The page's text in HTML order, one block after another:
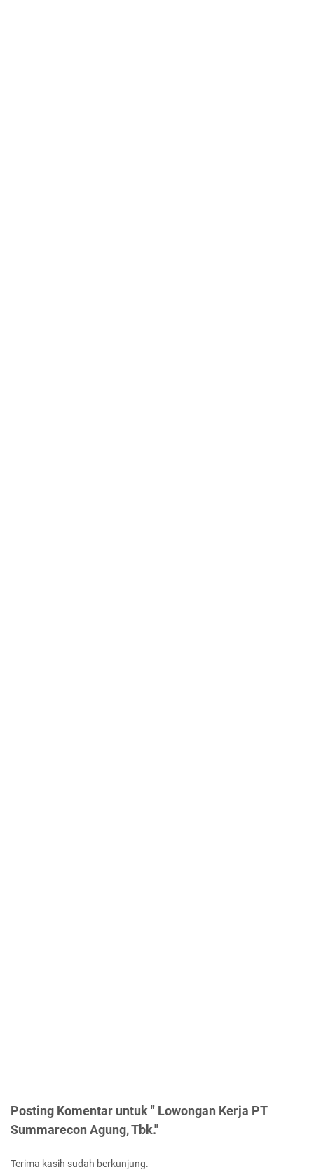
Posting Komentar untuk " Lowongan Kerja PT
Summarecon Agung, Tbk."
Terima kasih sudah berkunjung.